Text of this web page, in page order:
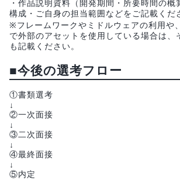
・作品説明資料（開発期間・所要時間の概
構成・ご自身の担当範囲などをご記載くだ
※フレームワークやミドルウェアの利用や
で外部のアセットを使用している場合は、
も記載ください。
■今後の選考フロー
①書類選考
↓
②一次面接
↓
③二次面接
↓
④最終面接
↓
⑤内定